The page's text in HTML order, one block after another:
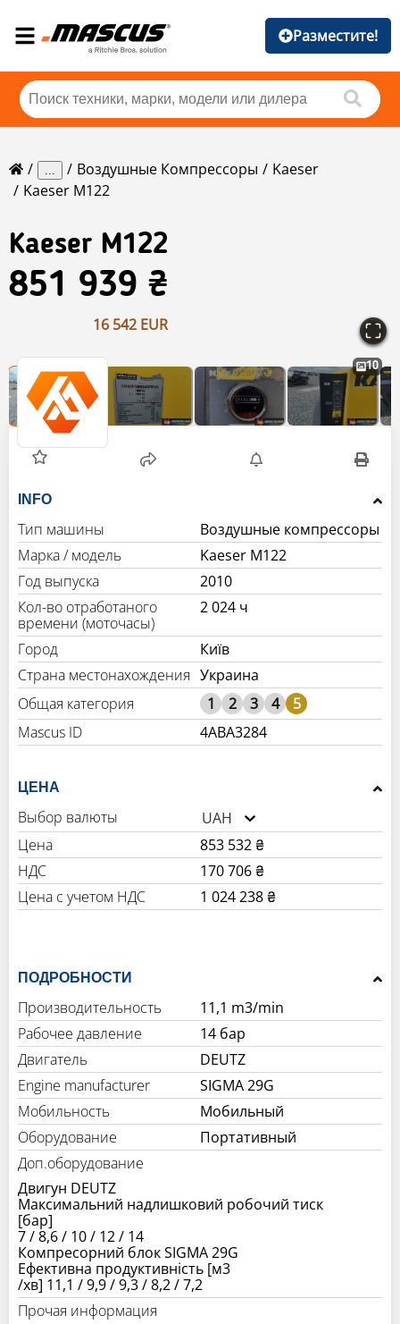
Разместите!
... Воздушные Компрессоры
Kaeser
Kaeser M122
Kaeser M122
851 939 ₴
16 542 EUR
10
INFO
Тип машины
Воздушные компрессоры
Марка / модель
Kaeser M122
Год выпуска
2010
Кол-во отработаного
времени (моточасы)
2 024 ч
Город
Київ
Страна местонахождения Украина
1 2 3 4
5
Mascus ID
4ABA3284
ЦЕНА
Выбор валюты
UAH
Цена
853 532 ₴
НДС
170 706 ₴
Цена с учетом НДС
1 024 238 ₴
ПОДРОБНОСТИ
Производительность
11,1 m3/min
Рабочее давление
14 бар
Двигатель
DEUTZ
Engine manufacturer
SIGMA 29G
Мобильность
Мобильный
Оборудование
Портативный
Доп.оборудование
Двигун DEUTZ
Максимальний надлишковий робочий тиск
[бар]
7 / 8,6 / 10 / 12 / 14
Компресорний блок SIGMA 29G
Ефективна продуктивність [м3
/хв] 11,1 / 9,9 / 9,3 / 8,2 / 7,2
Прочая информация